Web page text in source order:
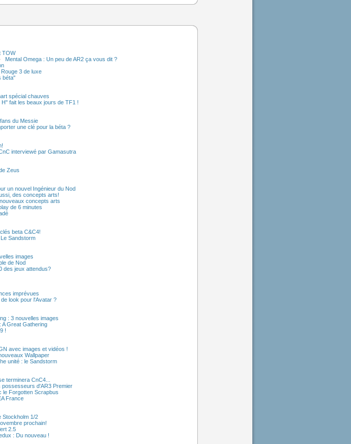
TOW
Mental Omega : Un peu de AR2 ça vous dit ?
3 de luxe
béta"
spécial chauves
fait les beaux jours de TF1 !
du Messie
une clé pour la béta ?
interviewé par Gamasutra
Zeus
un nouvel Ingénieur du Nod
des concepts arts!
concepts arts
de 6 minutes
beta C&C4!
Sandstorm
images
de Nod
des jeux attendus?
imprévues
look pour l'Avatar ?
: 3 nouvelles images
A Great Gathering
!
avec images et vidéos !
Wallpaper
unité : le Sandstorm
terminera CnC4...
possesseurs d'AR3 Premier
le Forgotten Scrapbus
France
Stockholm 1/2
prochain!
2.5
: Du nouveau !